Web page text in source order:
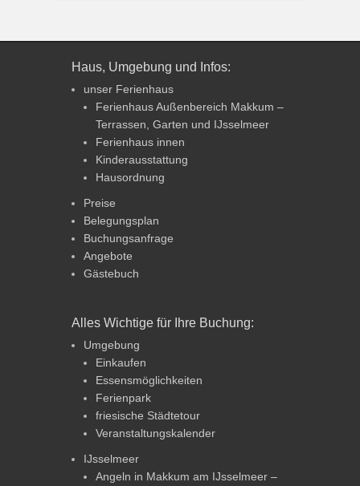
Haus, Umgebung und Infos:
unser Ferienhaus
Ferienhaus Außenbereich Makkum –
Terrassen, Garten und IJsselmeer
Ferienhaus innen
Kinderausstattung
Hausordnung
Preise
Belegungsplan
Buchungsanfrage
Angebote
Gästebuch
Alles Wichtige für Ihre Buchung:
Umgebung
Einkaufen
Essensmöglichkeiten
Ferienpark
friesische Städtetour
Veranstaltungskalender
IJsselmeer
Angeln in Makkum am IJsselmeer –